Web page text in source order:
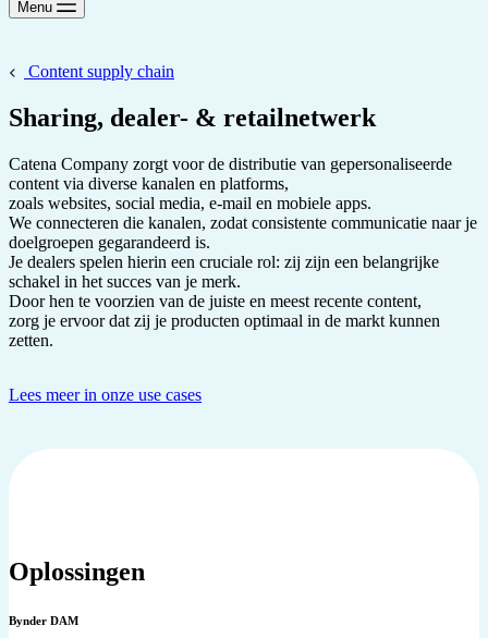
Menu
Content supply chain
Sharing, dealer- & retailnetwerk
Catena Company zorgt voor de distributie van gepersonaliseerde
content via diverse kanalen en platforms,
zoals websites, social media, e-mail en mobiele apps.
We connecteren die kanalen, zodat consistente communicatie naar je
doelgroepen gegarandeerd is.
Je dealers spelen hierin een cruciale rol: zij zijn een belangrijke
schakel in het succes van je merk.
Door hen te voorzien van de juiste en meest recente content,
zorg je ervoor dat zij je producten optimaal in de markt kunnen
zetten.
Lees meer in onze use cases
Oplossingen
Bynder DAM